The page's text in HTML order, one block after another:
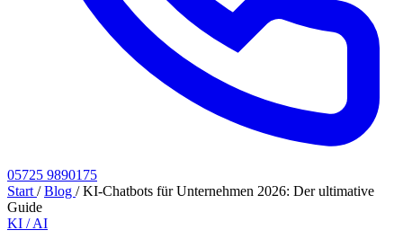
05725 9890175
Start / Blog / KI-Chatbots für Unternehmen 2026: Der ultimative
Guide
KI / AI